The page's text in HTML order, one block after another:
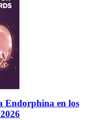
Endorphina en los